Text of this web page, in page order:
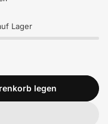
Lager
legen